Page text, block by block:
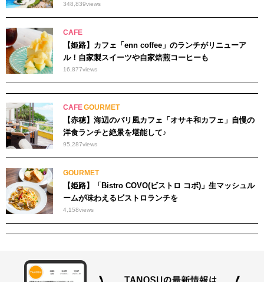
348,839views
CAFE
【姫路】カフェ「enn coffee」のランチがリニューア
ル！自家製スイーツや自家焙煎コーヒーも
16,877views
CAFEGOURMET
【赤穂】海辺のバリ風カフェ「オサキ和カフェ」自慢の
洋食ランチと絶景を堪能して♪
95,287views
GOURMET
【姫路】「Bistro COVO(ビストロ コボ)」生マッシュル
ームが味わえるビストロランチを
4,158views